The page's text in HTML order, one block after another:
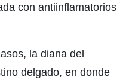
con antiinflamatorios
la diana del
delgado, en donde